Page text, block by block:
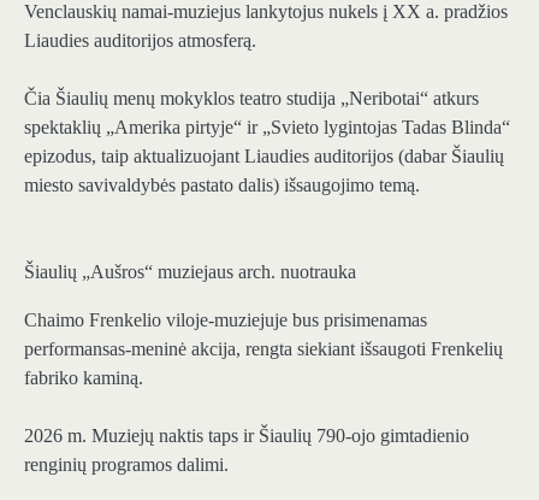
Venclauskių namai-muziejus lankytojus nukels į XX a. pradžios
Liaudies auditorijos atmosferą.
Čia Šiaulių menų mokyklos teatro studija „Neribotai“ atkurs
spektaklių „Amerika pirtyje“ ir „Svieto lygintojas Tadas Blinda“
epizodus, taip aktualizuojant Liaudies auditorijos (dabar Šiaulių
miesto savivaldybės pastato dalis) išsaugojimo temą.
Šiaulių „Aušros“ muziejaus arch. nuotrauka
Chaimo Frenkelio viloje-muziejuje bus prisimenamas
performansas-meninė akcija, rengta siekiant išsaugoti Frenkelių
fabriko kaminą.
2026 m. Muziejų naktis taps ir Šiaulių 790-ojo gimtadienio
renginių programos dalimi.